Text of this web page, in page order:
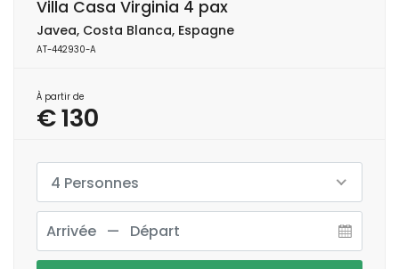
Villa Casa Virginia 4 pax
Javea, Costa Blanca, Espagne
AT-442930-A
À partir de
€ 130
4 Personnes